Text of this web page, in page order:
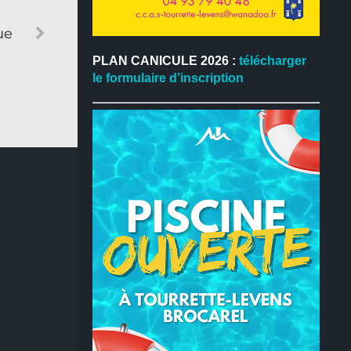
PLAN CANICULE 2026 : télécharger
le formulaire d’inscription